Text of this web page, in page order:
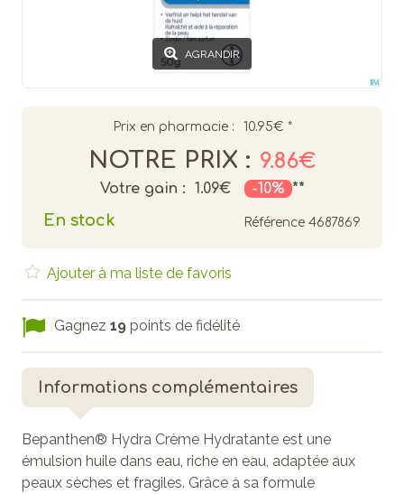
AGRANDIR
Prix en pharmacie : 10.95€ *
NOTRE PRIX : 9.86€
Votre gain : 1.09€ -10% **
En stock Référence 4687869
Ajouter à ma liste de favoris
Gagnez 19 points de fidélité
Informations complémentaires
Bepanthen® Hydra Crème Hydratante est une
émulsion huile dans eau, riche en eau, adaptée aux
peaux sèches et fragiles. Grâce à sa formule